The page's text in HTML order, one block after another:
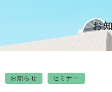
お
お知らせ セミナー